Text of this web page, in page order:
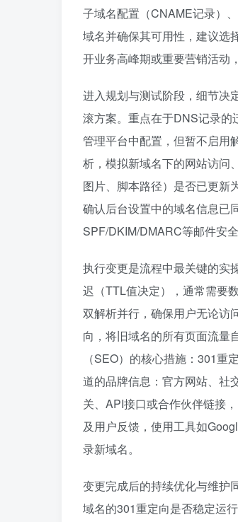
子域名配置（CNAME记录）
域名并确保其可用性，建议选
开业务高峰期或重要营销活动
进入规划与测试阶段，细节决
滚方案。重点在于DNS记录
管理平台中配置，但暂不启用
析，模拟新域名下的网站访问
图片、脚本路径）是否已更新
确认后台设置中的域名信息已
SPF/DKIM/DMARC等邮件安
执行变更是流程中最关键的实
迟（TTL值决定），通常需要
双解析并行，确保用户无论访
向，将旧域名的所有页面流量
（SEO）的核心措施：301
道的品牌信息：官方网站、社
关、API接口或合作伙伴链接
及用户反馈，使用工具如
录新域名。
变更完成后的持续优化与维护
域名的301重定向是否稳定运